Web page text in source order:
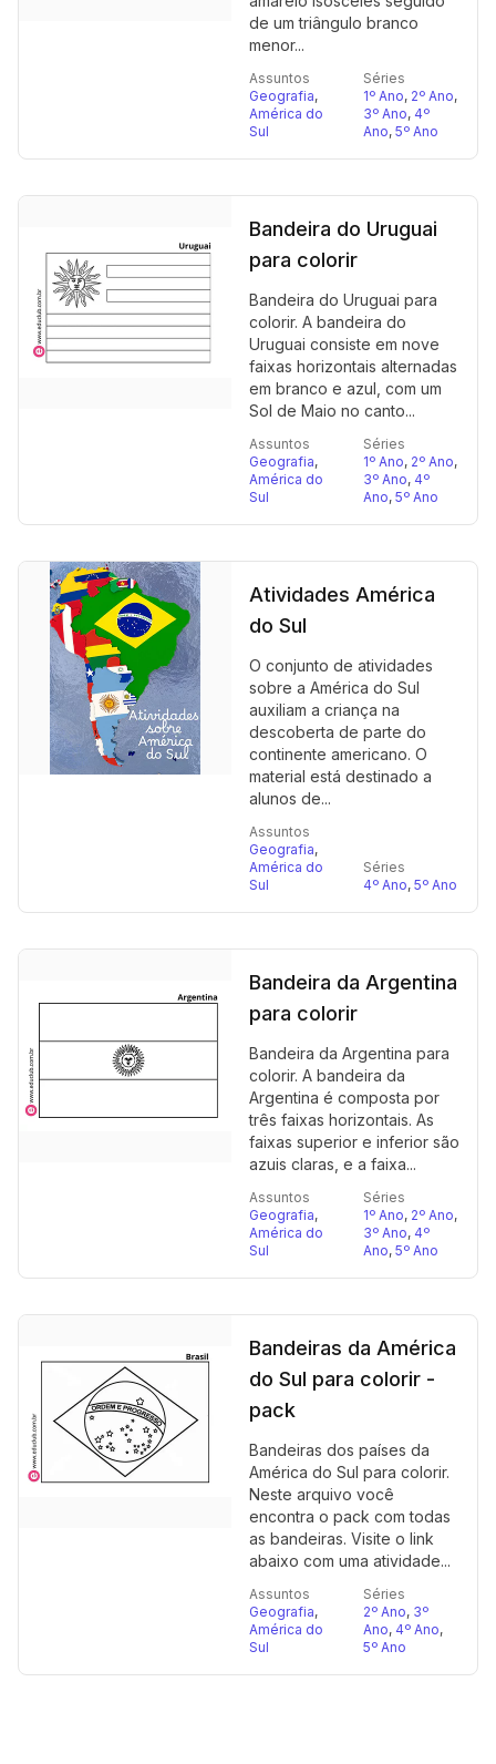
de um triângulo branco
menor...
Assuntos
Geografia,
América do
Sul
Séries
1º Ano, 2º Ano,
3º Ano, 4º
Ano, 5º Ano
Bandeira do Uruguai
para colorir
Bandeira do Uruguai para
colorir. A bandeira do
Uruguai consiste em nove
faixas horizontais alternadas
em branco e azul, com um
Sol de Maio no canto...
Assuntos
Geografia,
América do
Sul
Séries
1º Ano, 2º Ano,
3º Ano, 4º
Ano, 5º Ano
Atividades América
do Sul
O conjunto de atividades
sobre a América do Sul
auxiliam a criança na
descoberta de parte do
continente americano. O
material está destinado a
alunos de...
Assuntos
Geografia,
América do
Sul
Séries
4º Ano, 5º Ano
Bandeira da Argentina
para colorir
Bandeira da Argentina para
colorir. A bandeira da
Argentina é composta por
três faixas horizontais. As
faixas superior e inferior são
azuis claras, e a faixa...
Assuntos
Geografia,
América do
Sul
Séries
1º Ano, 2º Ano,
3º Ano, 4º
Ano, 5º Ano
Bandeiras da América
do Sul para colorir -
pack
Bandeiras dos países da
América do Sul para colorir.
Neste arquivo você
encontra o pack com todas
as bandeiras. Visite o link
abaixo com uma atividade...
Assuntos
Geografia,
América do
Sul
Séries
2º Ano, 3º
Ano, 4º Ano,
5º Ano